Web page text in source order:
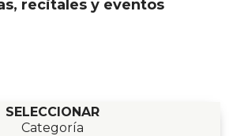
recitales y eventos
SELECCIONAR
Categoría